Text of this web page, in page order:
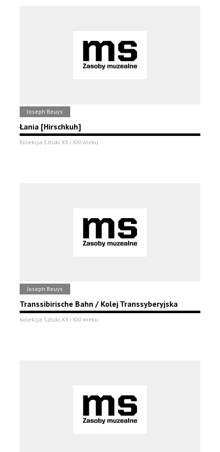
Joseph Beuys
Łania [Hirschkuh]
Kolekcja Sztuki XX i XXI wieku
Joseph Beuys
Transsibirische Bahn / Kolej Transsyberyjska
Kolekcja Sztuki XX i XXI wieku